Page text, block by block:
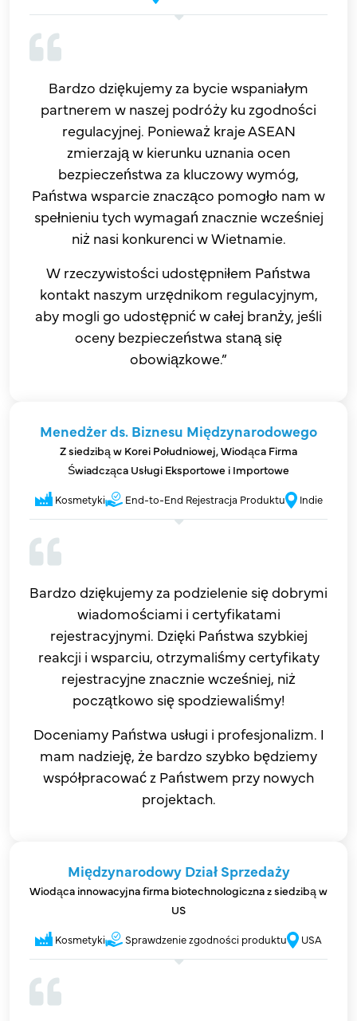
Bardzo dziękujemy za bycie wspaniałym
partnerem w naszej podróży ku zgodności
regulacyjnej. Ponieważ kraje ASEAN
zmierzają w kierunku uznania ocen
bezpieczeństwa za kluczowy wymóg,
Państwa wsparcie znacząco pomogło nam w
spełnieniu tych wymagań znacznie wcześniej
niż nasi konkurenci w Wietnamie.
W rzeczywistości udostępniłem Państwa
kontakt naszym urzędnikom regulacyjnym,
aby mogli go udostępnić w całej branży, jeśli
oceny bezpieczeństwa staną się
obowiązkowe.”
Menedżer ds. Biznesu Międzynarodowego
Z siedzibą w Korei Południowej, Wiodąca Firma
Świadcząca Usługi Eksportowe i Importowe
Kosmetyki End-to-End Rejestracja Produktu Indie
Bardzo dziękujemy za podzielenie się dobrymi
wiadomościami i certyfikatami
rejestracyjnymi. Dzięki Państwa szybkiej
reakcji i wsparciu, otrzymaliśmy certyfikaty
rejestracyjne znacznie wcześniej, niż
początkowo się spodziewaliśmy!
Doceniamy Państwa usługi i profesjonalizm. I
mam nadzieję, że bardzo szybko będziemy
współpracować z Państwem przy nowych
projektach.
Międzynarodowy Dział Sprzedaży
Wiodąca innowacyjna firma biotechnologiczna z siedzibą w
US
Kosmetyki Sprawdzenie zgodności produktu USA